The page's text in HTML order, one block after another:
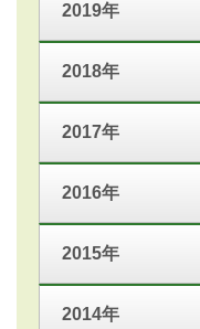
2019年
2018年
2017年
2016年
2015年
2014年